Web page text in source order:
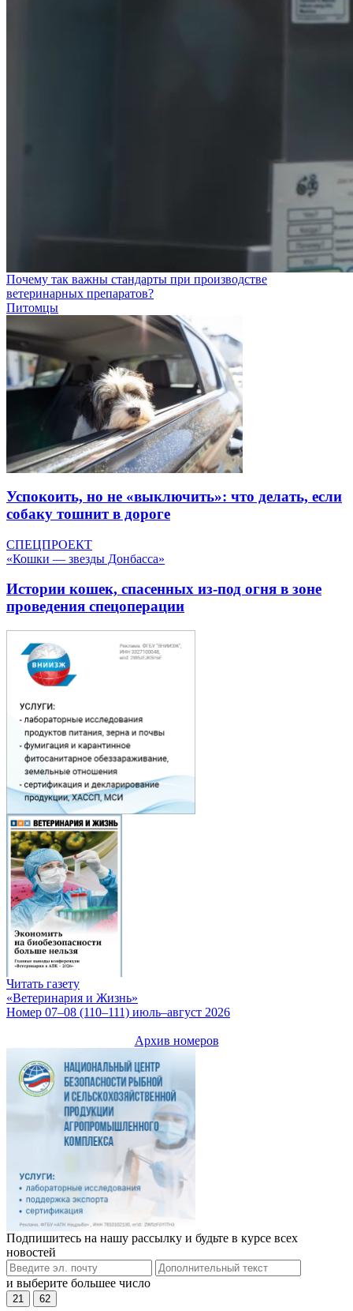
Почему так важны стандарты при производстве
ветеринарных препаратов?
Питомцы
Успокоить, но не «выключить»: что делать, если
собаку тошнит в дороге
СПЕЦПРОЕКТ
«Кошки — звезды Донбасса»
Истории кошек, спасенных из-под огня в зоне
проведения спецоперации
Читать газету
«Ветеринария и Жизнь»
Номер 07–08 (110–111) июль–август 2026
Архив номеров
Подпишитесь на нашу рассылку и будьте в курсе всех
новостей
и выберите большее число
21 62